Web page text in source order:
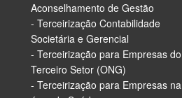
Aconselhamento de Gestão
- Terceirização Contabilidade
Societária e Gerencial
- Terceirização para Empresas do
Terceiro Setor (ONG)
- Terceirização para Empresas na